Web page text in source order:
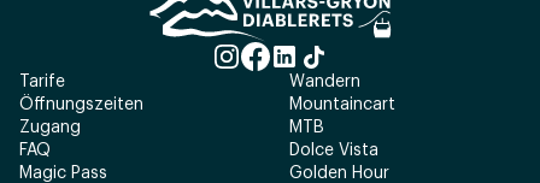
Tarife
Öffnungszeiten
Zugang
FAQ
Magic Pass
Wandern
Mountaincart
MTB
Dolce Vista
Golden Hour